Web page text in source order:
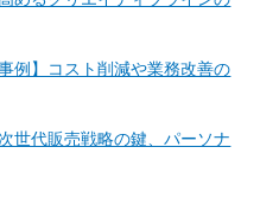
例】コスト削減や業務改善の
世代販売戦略の鍵、パーソナ